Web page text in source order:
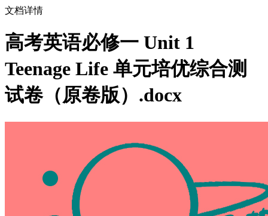
文档详情
高考英语必修一 Unit 1
Teenage Life 单元培优综合测
试卷（原卷版）.docx